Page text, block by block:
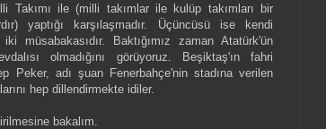
Takımı ile (milli takımlar ile kulüp takımları bir
yaptığı karşılaşmadır. Üçüncüsü ise kendi
müsabakasıdır. Baktığımız zaman Atatürk'ün
olmadığını görüyoruz. Beşiktaş'ın fahri
Peker, adı şuan Fenerbahçe'nin stadına verilen
hep dillendirmekte idiler.
bakalım.